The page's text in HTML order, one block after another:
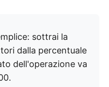
sottrai la
dalla percentuale
dell'operazione va